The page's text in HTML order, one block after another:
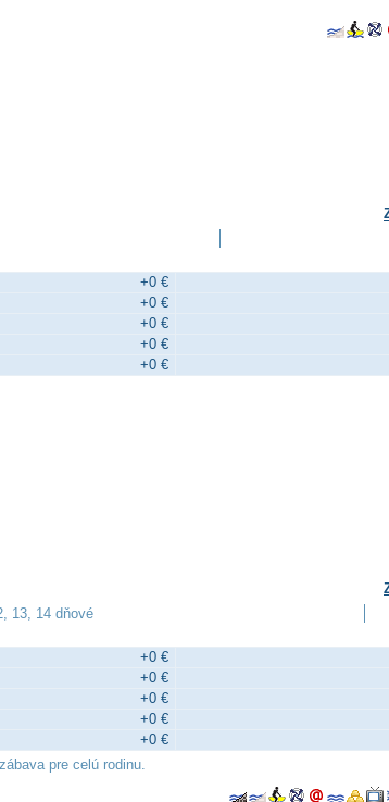
+0 €
+0 €
+0 €
+0 €
+0 €
13, 14 dňové
+0 €
+0 €
+0 €
+0 €
+0 €
pre celú rodinu.